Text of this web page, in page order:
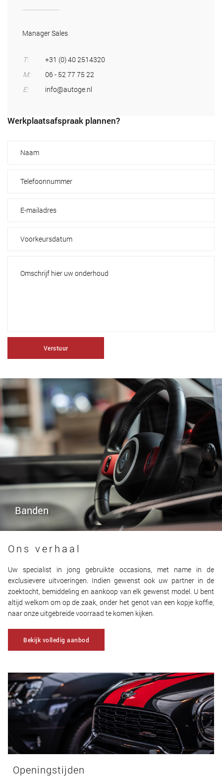
Manager Sales
T:
+31 (0) 40 2514320
M:
06 - 52 77 75 22
E:
info@autoge.nl
Werkplaatsafspraak plannen?
Verstuur
Banden
Aenean commodo ligula eget dolor. Aenean massa. Cum sociis
natoque penatibus et magnis dis parturient montes, nascet.
Ons verhaal
Uw specialist in jong gebruikte occasions, met name in de
exclusievere uitvoeringen. Indien gewenst ook uw partner in de
zoektocht, bemiddeling en aankoop van elk gewenst model. U bent
altijd welkom om op de zaak, onder het genot van een kopje koffie,
naar onze uitgebreide voorraad te komen kijken.
Bekijk volledig aanbod
Openingstijden